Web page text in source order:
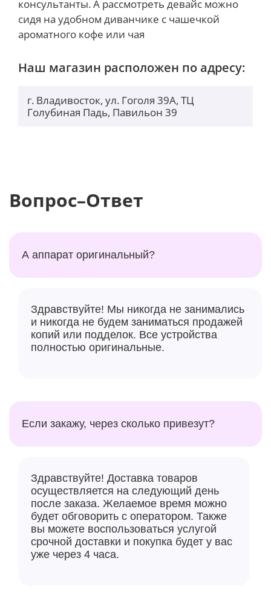
консультанты. А рассмотреть девайс можно
сидя на удобном диванчике с чашечкой
ароматного кофе или чая
Наш магазин расположен по адресу:
г. Владивосток, ул. Гоголя 39А, ТЦ
Голубиная Падь, Павильон 39
Вопрос–Ответ
А аппарат оригинальный?
Здравствуйте! Мы никогда не занимались
и никогда не будем заниматься продажей
копий или подделок. Все устройства
полностью оригинальные.
Если закажу, через сколько привезут?
Здравствуйте! Доставка товаров
осуществляется на следующий день
после заказа. Желаемое время можно
будет обговорить с оператором. Также
вы можете воспользоваться услугой
срочной доставки и покупка будет у вас
уже через 4 часа.